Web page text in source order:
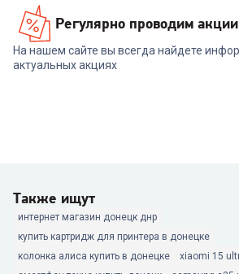
Регулярно проводим акции
На нашем сайте вы всегда найдете
актуальных акциях
Также ищут
интернет магазин донецк днр
купить картридж для принтера в донецке
колонка алиса купить в донецке
xiaomi 15